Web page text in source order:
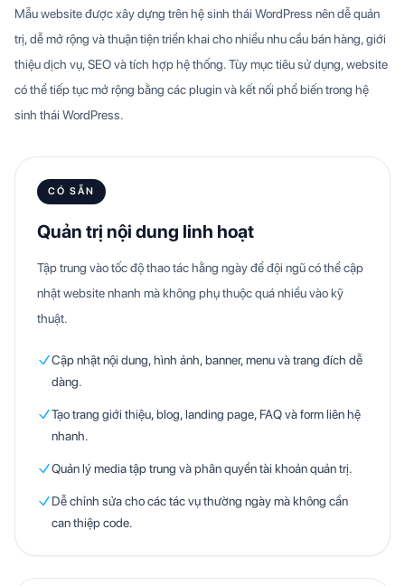
Mẫu website được xây dựng trên hệ sinh thái WordPress nên dễ quản
trị, dễ mở rộng và thuận tiện triển khai cho nhiều nhu cầu bán hàng, giới
thiệu dịch vụ, SEO và tích hợp hệ thống. Tùy mục tiêu sử dụng, website
có thể tiếp tục mở rộng bằng các plugin và kết nối phổ biến trong hệ
sinh thái WordPress.
CÓ SẴN
Quản trị nội dung linh hoạt
Tập trung vào tốc độ thao tác hằng ngày để đội ngũ có thể cập
nhật website nhanh mà không phụ thuộc quá nhiều vào kỹ
thuật.
Cập nhật nội dung, hình ảnh, banner, menu và trang đích dễ
dàng.
Tạo trang giới thiệu, blog, landing page, FAQ và form liên hệ
nhanh.
Quản lý media tập trung và phân quyền tài khoản quản trị.
Dễ chỉnh sửa cho các tác vụ thường ngày mà không cần
can thiệp code.